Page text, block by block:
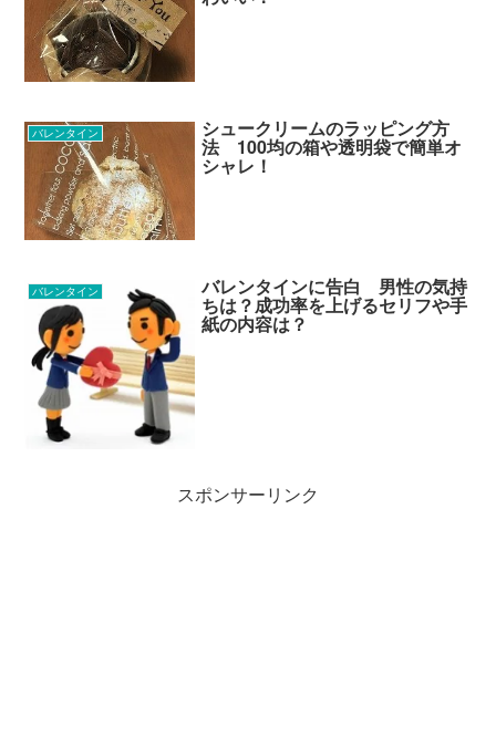
バレンタイン シュークリームのラッピング方
法 100均の箱や透明袋で簡単オ
シャレ！
バレンタイン バレンタインに告白 男性の気持
ちは？成功率を上げるセリフや手
紙の内容は？
スポンサーリンク